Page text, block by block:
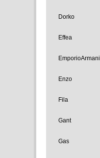
Dorko
Effea
EmporioArmani
Enzo
Fila
Gant
Gas